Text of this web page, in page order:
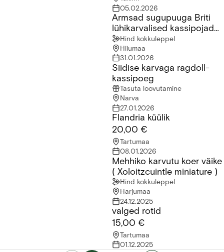
05.02.2026
Armsad sugupuuga Briti lühikarvalised kassipojad saadaval!
Armsad sugupuuga Briti
lühikarvalised kassipojad
saadaval!
Hind kokkuleppel
Hiiumaa
31.01.2026
Siidise karvaga ragdoll-kassipoegSiidise karvaga ragdoll-
kassipoeg
Tasuta loovutamine
Narva
27.01.2026
Flandria küülik
20,00 €
Tartumaa
08.01.2026
Mehhiko karvutu koer väike ( Xoloitzcuintle miniature )
Mehhiko karvutu koer väike
( Xoloitzcuintle miniature )
Hind kokkuleppel
Harjumaa
24.12.2025
valged rotid
15,00 €
Tartumaa
01.12.2025